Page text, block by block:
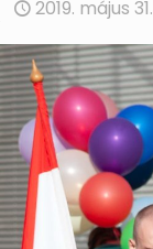
2019. május 31.